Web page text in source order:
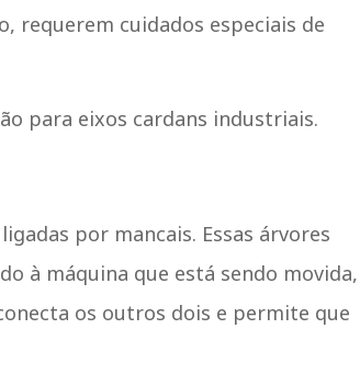
requerem cuidados especiais de
para eixos cardans industriais.
por mancais. Essas árvores
à máquina que está sendo movida,
os outros dois e permite que